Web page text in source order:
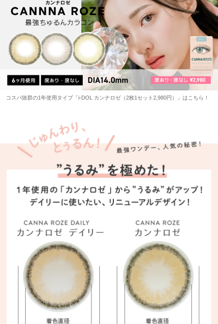
コスパ抜群の1年使用タイプ「i-DOL カンナロゼ（2枚1セット2,980円）」はこちら！